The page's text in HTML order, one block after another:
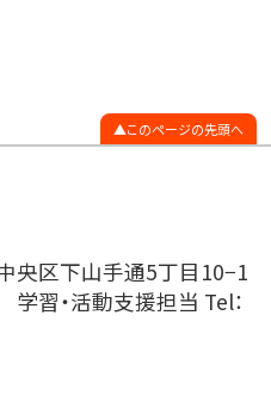
このページの先頭へ
央区下山手通5丁目10−1
習・活動支援担当 Tel：